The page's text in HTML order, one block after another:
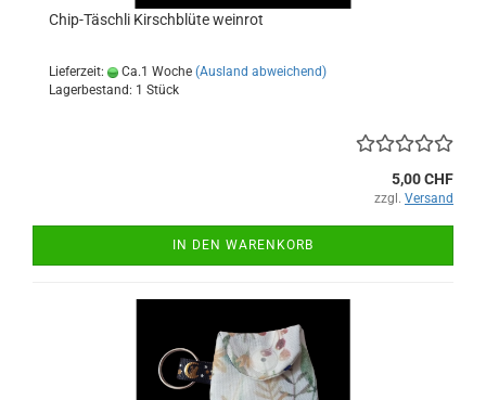
Chip-Täschli Kirschblüte weinrot
Lieferzeit: Ca.1 Woche (Ausland abweichend)
Lagerbestand: 1 Stück
5,00 CHF
zzgl. Versand
IN DEN WARENKORB